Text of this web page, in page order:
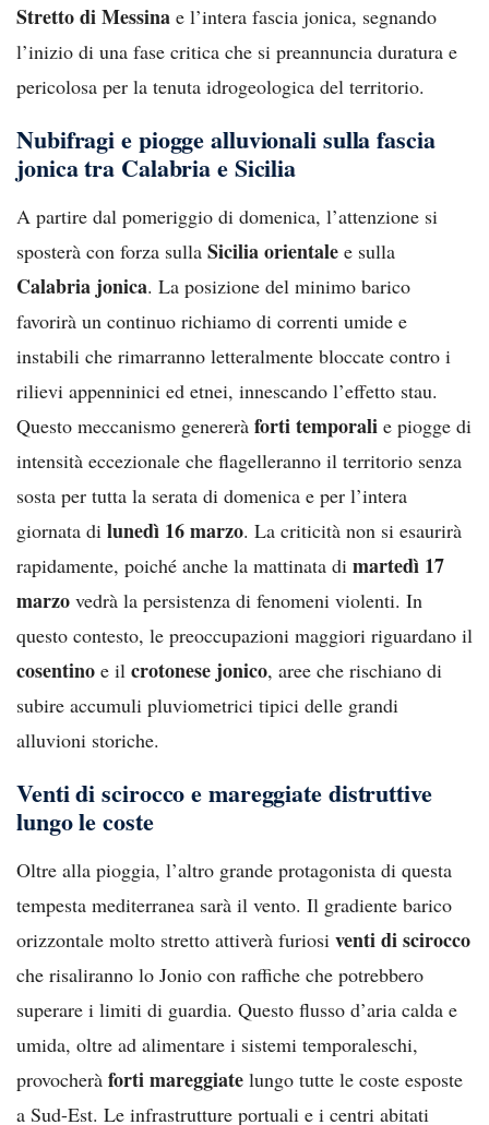
Stretto di Messina e l’intera fascia jonica, segnando
l’inizio di una fase critica che si preannuncia duratura e
pericolosa per la tenuta idrogeologica del territorio.
Nubifragi e piogge alluvionali sulla fascia
jonica tra Calabria e Sicilia
A partire dal pomeriggio di domenica, l’attenzione si
sposterà con forza sulla Sicilia orientale e sulla
Calabria jonica. La posizione del minimo barico
favorirà un continuo richiamo di correnti umide e
instabili che rimarranno letteralmente bloccate contro i
rilievi appenninici ed etnei, innescando l’effetto stau.
Questo meccanismo genererà forti temporali e piogge di
intensità eccezionale che flagelleranno il territorio senza
sosta per tutta la serata di domenica e per l’intera
giornata di lunedì 16 marzo. La criticità non si esaurirà
rapidamente, poiché anche la mattinata di martedì 17
marzo vedrà la persistenza di fenomeni violenti. In
questo contesto, le preoccupazioni maggiori riguardano il
cosentino e il crotonese jonico, aree che rischiano di
subire accumuli pluviometrici tipici delle grandi
alluvioni storiche.
Venti di scirocco e mareggiate distruttive
lungo le coste
Oltre alla pioggia, l’altro grande protagonista di questa
tempesta mediterranea sarà il vento. Il gradiente barico
orizzontale molto stretto attiverà furiosi venti di scirocco
che risaliranno lo Jonio con raffiche che potrebbero
superare i limiti di guardia. Questo flusso d’aria calda e
umida, oltre ad alimentare i sistemi temporaleschi,
provocherà forti mareggiate lungo tutte le coste esposte
a Sud-Est. Le infrastrutture portuali e i centri abitati